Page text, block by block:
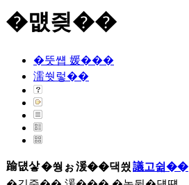
�먮즺��
�뚯썝 媛���
濡쒓렇��
踰덊샇�쒕ぉ湲��댁씠議고쉶��